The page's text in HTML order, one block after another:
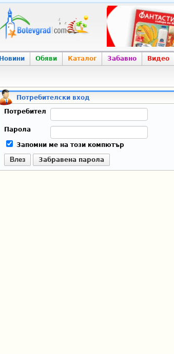
Новини Обяви Каталог Забавно Видео
Потребителски вход
Потребител
Парола
Запомни ме на този компютър
Влез Забравена парола